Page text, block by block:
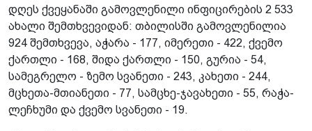
დღეს ქვეყანაში გამოვლენილი ინფიცირების 2 533
ახალი შემთხვევიდან: თბილისში გამოვლენილია
924 შემთხვევა, აჭარა - 177, იმერეთი - 422, ქვემო
ქართლი - 168, შიდა ქართლი - 150, გურია - 54,
სამეგრელო - ზემო სვანეთი - 243, კახეთი - 244,
მცხეთა-მთიანეთი - 77, სამცხე-ჯავახეთი - 55, რაჭა-
ლეჩხუმი და ქვემო სვანეთი - 19.